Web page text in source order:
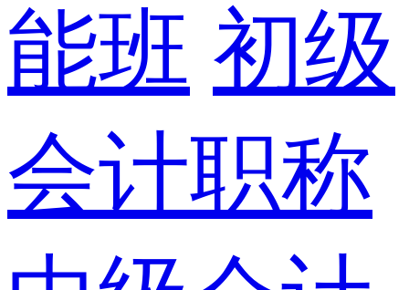
能班 初级
会计职称